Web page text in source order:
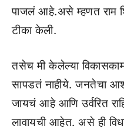
पाजलं आहे.असे म्हणत राम
टीका केली.
तसेच मी केलेल्या
सापडतं नाहीये. जनतेचा
जायचं आहे आणि उर्वरित
लावायची आहेत. असे ही